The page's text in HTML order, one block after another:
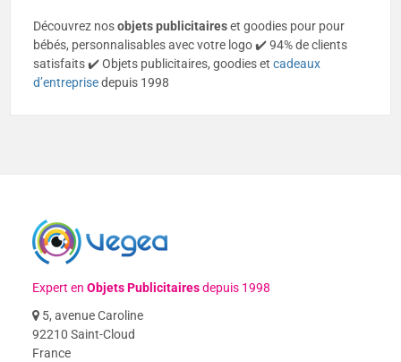
Découvrez nosobjets publicitaireset goodies pour pour
bébés, personnalisables avec votre logo ✔️ 94% de clients
satisfaits ✔️ Objets publicitaires, goodies etcadeaux
d’entreprisedepuis 1998
Expert enObjets Publicitairesdepuis 1998
5, avenue Caroline
92210 Saint-Cloud
France